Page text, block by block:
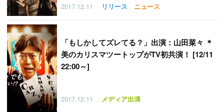
2017.12.11 リリース ニュース
「もしかしてズレてる？」出演：山田菜々 ＊
美のカリスマツートップがTV初共演！ [12/11
22:00～]
2017.12.11 メディア出演